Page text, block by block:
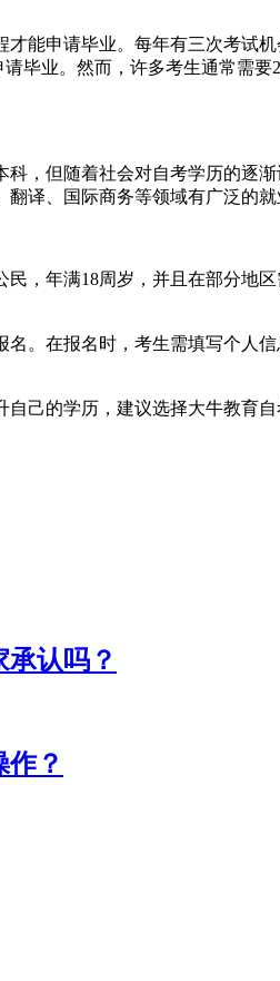
能申请毕业。每年有三次考试
毕业。然而，许多考生通常需
，但随着社会对自考学历的逐
译、国际商务等领域有广泛的就
，年满18周岁，并且在部分地
。在报名时，考生需填写个人
己的学历，建议选择大牛教育
承认吗？
作？